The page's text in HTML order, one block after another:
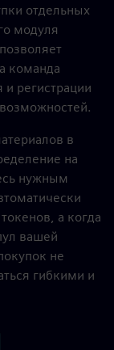
отдельных
модуля
команда
регистрации
в
на
нужным
а когда
вашей
не
гибкими и